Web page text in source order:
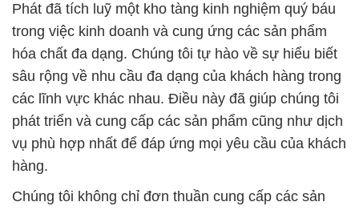
Phát đã tích luỹ một kho tàng kinh nghiệm quý báu
trong việc kinh doanh và cung ứng các sản phẩm
hóa chất đa dạng. Chúng tôi tự hào về sự hiểu biết
sâu rộng về nhu cầu đa dạng của khách hàng trong
các lĩnh vực khác nhau. Điều này đã giúp chúng tôi
phát triển và cung cấp các sản phẩm cũng như dịch
vụ phù hợp nhất để đáp ứng mọi yêu cầu của khách
hàng.
Chúng tôi không chỉ đơn thuần cung cấp các sản